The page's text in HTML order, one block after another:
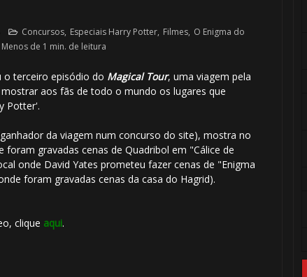
Concursos, Especiais Harry Potter, Filmes, O Enigma do
Menos de 1 min. de leitura
o terceiro episódio do Magical Tour, uma viagem pela
aos fãs de todo o mundo os lugares que
Potter'.
da viagem num concurso do site), mostra no
foram gravadas cenas de Quadribol em "Cálice de
onde David Yates prometeu fazer cenas de "Enigma
foram gravadas cenas da casa do Hagrid).
clique aqui.